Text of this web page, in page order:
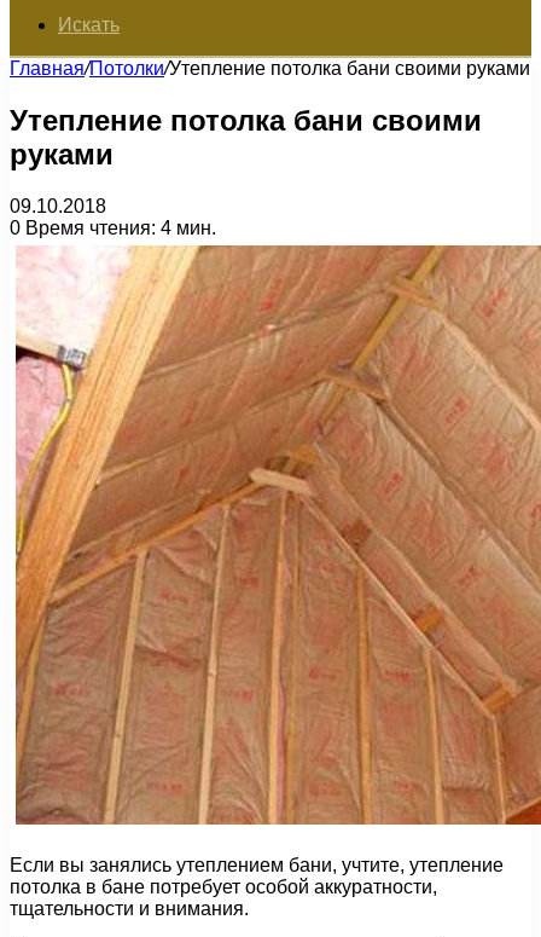
Искать
Главная/Потолки/Утепление потолка бани своими руками
Утепление потолка бани своими
руками
09.10.2018
0 Время чтения: 4 мин.
Если вы занялись утеплением бани, учтите, утепление
потолка в бане потребует особой аккуратности,
тщательности и внимания.